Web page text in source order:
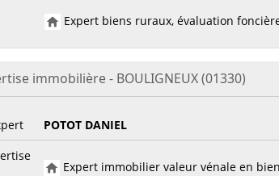
Expert biens ruraux, évaluation
immobilière - BOULIGNEUX (01330)
POTOT DANIEL
Expert immobilier valeur vénale en